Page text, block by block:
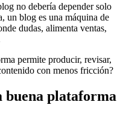
no debería depender solo
un blog es una máquina de
dudas, alimenta ventas,
permite producir, revisar,
con menos fricción?
buena plataforma